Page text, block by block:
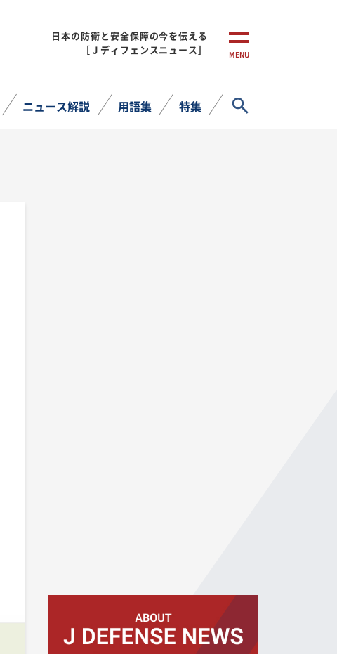
日本の防衛と安全保障の今を伝える
［Ｊディフェンスニュース］
MENU
ニュース解説 用語集 特集